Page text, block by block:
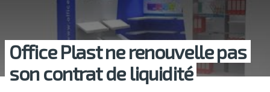
Office Plast ne renouvelle pas
son contrat de liquidité